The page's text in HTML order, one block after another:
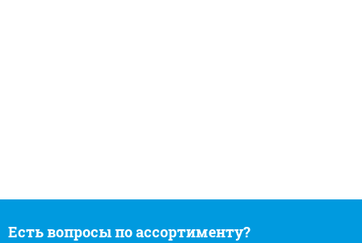
Есть вопросы по ассортименту?